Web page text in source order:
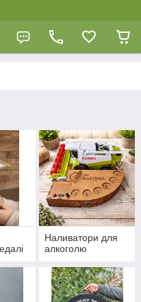
Наливатори для
алкоголю